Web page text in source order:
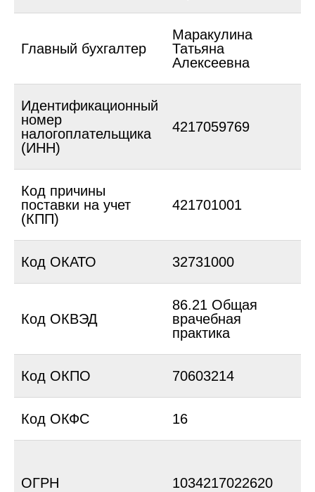
Главный бухгалтер
Маракулина
Татьяна
Алексеевна
Идентификационный
номер
налогоплательщика
(ИНН)
4217059769
Код причины
поставки на учет
(КПП)
421701001
Код ОКАТО 32731000
Код ОКВЭД
86.21 Общая
врачебная
практика
Код ОКПО 70603214
Код ОКФС 16
ОГРН 1034217022620